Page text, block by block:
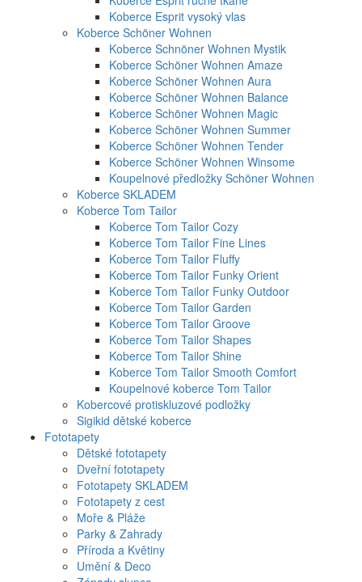
Koberce Esprit vysoký vlas
Koberce Schöner Wohnen
Koberce Schnöner Wohnen Mystik
Koberce Schöner Wohnen Amaze
Koberce Schöner Wohnen Aura
Koberce Schöner Wohnen Balance
Koberce Schöner Wohnen Magic
Koberce Schöner Wohnen Summer
Koberce Schöner Wohnen Tender
Koberce Schöner Wohnen Winsome
Koupelnové předložky Schöner Wohnen
Koberce SKLADEM
Koberce Tom Tailor
Koberce Tom Tailor Cozy
Koberce Tom Tailor Fine Lines
Koberce Tom Tailor Fluffy
Koberce Tom Tailor Funky Orient
Koberce Tom Tailor Funky Outdoor
Koberce Tom Tailor Garden
Koberce Tom Tailor Groove
Koberce Tom Tailor Shapes
Koberce Tom Tailor Shine
Koberce Tom Tailor Smooth Comfort
Koupelnové koberce Tom Tailor
Kobercové protiskluzové podložky
Sigikid dětské koberce
Fototapety
Dětské fototapety
Dveřní fototapety
Fototapety SKLADEM
Fototapety z cest
Moře & Pláže
Parky & Zahrady
Příroda a Květiny
Umění & Deco